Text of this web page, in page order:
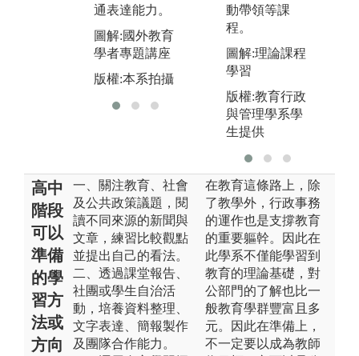
通表達能力。
圖解:國外教育
學者專題講座
版權:本系拍攝
圖解:課堂分組
討論填寫回饋
表
版權:本系拍攝
動帶領等課
程。
圖解:理論課程
學習
版權:教育行政
與管理學系學
生提供
高中
階段
可以
準備
的學
習方
法或
方向
一、關注教育、社會
及公共政策議題，閱
讀不同來源的新聞與
文章，練習比較觀點
並提出自己的看法。
二、透過課堂報告、
社團或學生自治活
動，培養資料整理、
文字表達、簡報製作
及團隊合作能力。
在教育這條路上，除
了教學外，行政事務
的運作也是支撐教育
的重要軀幹。因此在
此學系不僅能學習到
教育的理論基礎，對
公部門的了解也比一
般教育學群豐富且多
元。因此在準備上，
不一定要以成為教師